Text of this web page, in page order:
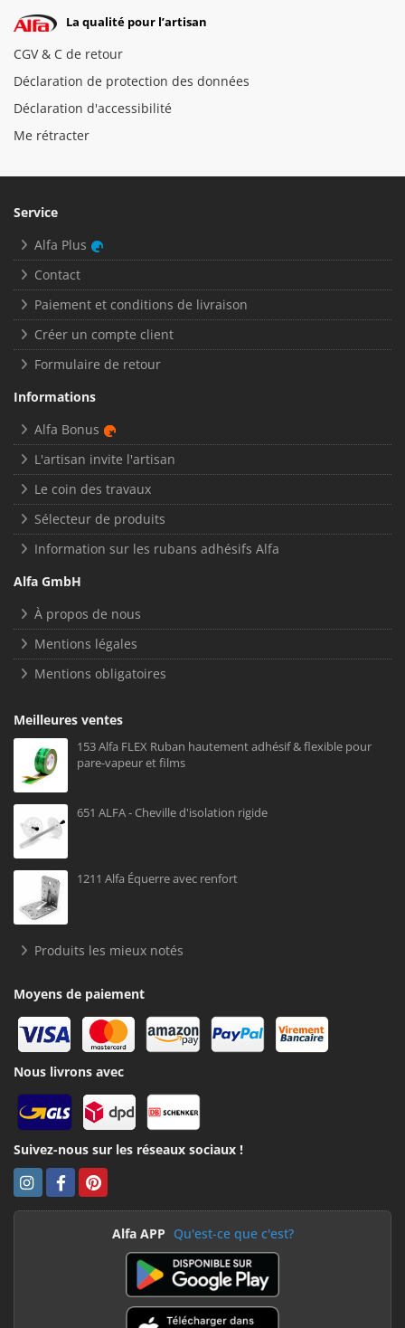
La qualité pour l’artisan
CGV & C de retour
Déclaration de protection des données
Déclaration d'accessibilité
Me rétracter
Service
Alfa Plus
Contact
Paiement et conditions de livraison
Créer un compte client
Formulaire de retour
Informations
Alfa Bonus
L'artisan invite l'artisan
Le coin des travaux
Sélecteur de produits
Information sur les rubans adhésifs Alfa
Alfa GmbH
À propos de nous
Mentions légales
Mentions obligatoires
Meilleures ventes
153 Alfa FLEX Ruban hautement adhésif & flexible pour
pare-vapeur et films
651 ALFA - Cheville d'isolation rigide
1211 Alfa Équerre avec renfort
Produits les mieux notés
Moyens de paiement
Nous livrons avec
Suivez-nous sur les réseaux sociaux !
Alfa APP Qu'est-ce que c'est?